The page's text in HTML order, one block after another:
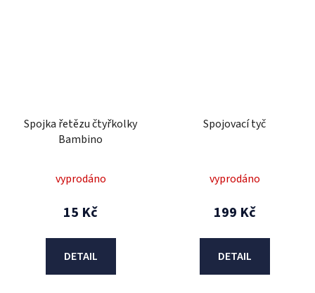
Spojka řetězu čtyřkolky
Bambino
vyprodáno
15 Kč
DETAIL
Spojovací tyč
vyprodáno
199 Kč
DETAIL